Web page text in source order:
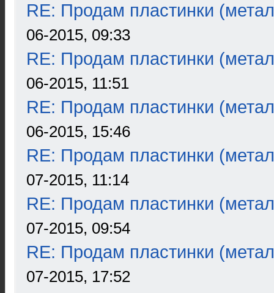
RE: Продам пластинки
06-2015, 09:33
RE: Продам пластинки
06-2015, 11:51
RE: Продам пластинки
06-2015, 15:46
RE: Продам пластинки
07-2015, 11:14
RE: Продам пластинки
07-2015, 09:54
RE: Продам пластинки
07-2015, 17:52